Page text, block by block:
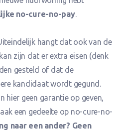
no-cure-no-pay.
hangt dat ook van de
zijn dat er extra eisen (denk
gesteld of dat de
kandidaat wordt gegund.
hier geen garantie op geven,
een gedeelte op no-cure-no-
naar een ander? Geen